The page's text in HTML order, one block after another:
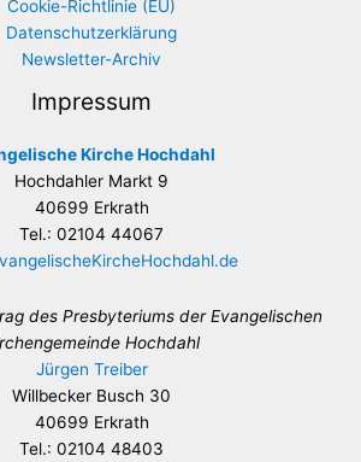
Cookie-Richtlinie (EU)
Datenschutzerklärung
Newsletter-Archiv
Impressum
Kirche Hochdahl
Hochdahler Markt 9
40699 Erkrath
Tel.: 02104 44067
des Presbyteriums der Evangelischen
Hochdahl
Jürgen Treiber
Willbecker Busch 30
40699 Erkrath
Tel.: 02104 48403